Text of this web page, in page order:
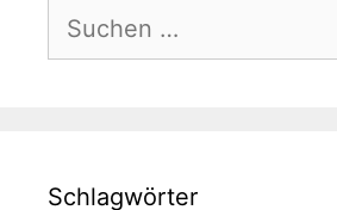
nach:
Schlagwörter